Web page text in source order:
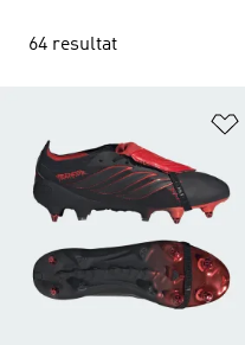
64 resultat